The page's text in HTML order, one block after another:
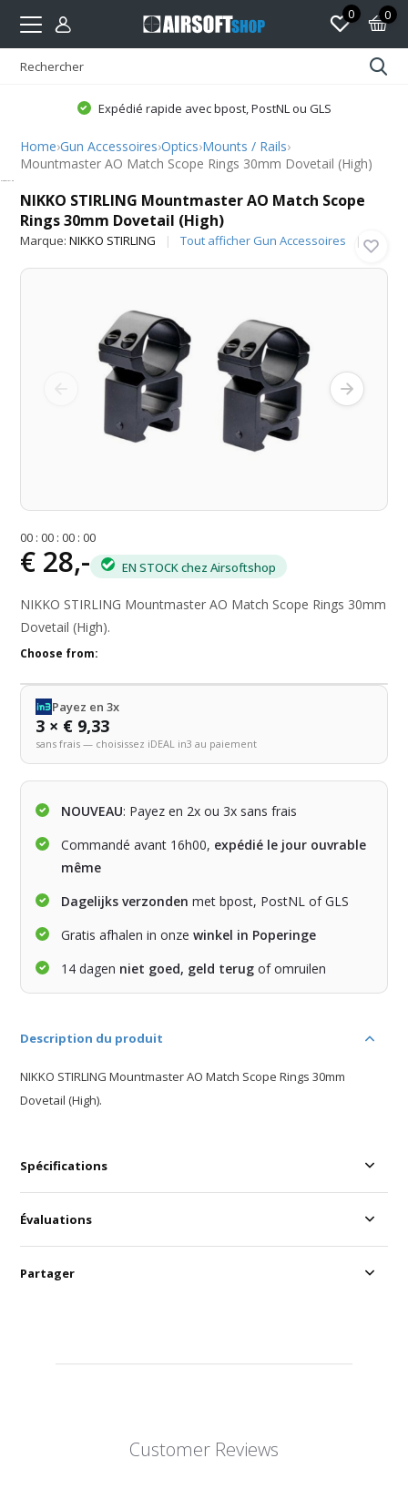
0 0
Expédié rapide avec bpost, PostNL ou GLS
Home›Gun Accessoires›Optics›Mounts / Rails›
Mountmaster AO Match Scope Rings 30mm Dovetail (High)
NIKKO STIRLING Mountmaster AO Match Scope
Rings 30mm Dovetail (High)
Marque:NIKKO STIRLING Tout afficher Gun Accessoires
00 :00 :00 :00
€ 28,- EN STOCK chez Airsoftshop
NIKKO STIRLING Mountmaster AO Match Scope Rings 30mm
Dovetail (High).
Choose from:
Payez en 3x
3 × € 9,33
sans frais — choisissez iDEAL in3 au paiement
NOUVEAU: Payez en 2x ou 3x sans frais
Commandé avant 16h00, expédié le jour ouvrable
même
Dagelijks verzonden met bpost, PostNL of GLS
Gratis afhalen in onzewinkel in Poperinge
14 dagen niet goed, geld terug of omruilen
Description du produit
NIKKO STIRLING Mountmaster AO Match Scope Rings 30mm
Dovetail (High).
Spécifications
Customer Reviews
Évaluations
Partager